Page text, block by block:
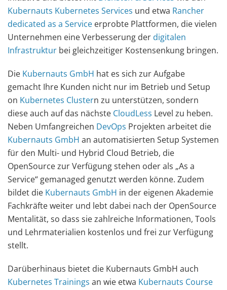
Kubernauts Kubernetes Services und etwa Rancher
dedicated as a Service erprobte Plattformen, die vielen
Unternehmen eine Verbesserung der digitalen
Infrastruktur bei gleichzeitiger Kostensenkung bringen.
Die Kubernauts GmbH hat es sich zur Aufgabe
gemacht Ihre Kunden nicht nur im Betrieb und Setup
on Kubernetes Clustern zu unterstützen, sondern
diese auch auf das nächste CloudLess Level zu heben.
Neben Umfangreichen DevOps Projekten arbeitet die
Kubernauts GmbH an automatisierten Setup Systemen
für den Multi- und Hybrid Cloud Betrieb, die
OpenSource zur Verfügung stehen oder als „As a
Service“ gemanaged genutzt werden könne. Zudem
bildet die Kubernauts GmbH in der eigenen Akademie
Fachkräfte weiter und lebt dabei nach der OpenSource
Mentalität, so dass sie zahlreiche Informationen, Tools
und Lehrmaterialien kostenlos und frei zur Verfügung
stellt.
Darüberhinaus bietet die Kubernauts GmbH auch
Kubernetes Trainings an wie etwa Kubernauts Course